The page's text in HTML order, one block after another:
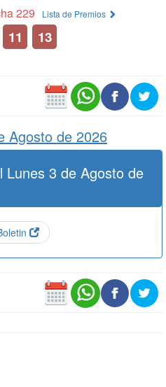
229 Lista de Premios
11
13
Agosto de 2026
Lunes 3 de Agosto de